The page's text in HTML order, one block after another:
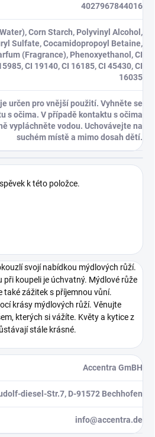
4027967844016
Corn Starch, Polyvinyl Alcohol,
Sulfate, Cocamidopropoyl Betaine,
(Fragrance), Phenoxyethanol, CI
CI 19140, CI 16185, CI 45430, CI
16035
určen pro vnější použití. Vyhněte se
s očima. V případě kontaktu s očima
vypláchněte vodou. Uchovávejte na
suchém místě a mimo dosah dětí.
k této položce.
svojí nabídkou mýdlových růží.
při koupeli je úchvatný. Mýdlové růže
také zážitek s příjemnou vůní.
krásy mýdlových růží. Věnujte
kterých si vážíte. Květy a kytice z
stále krásné.
Accentra GmBH
diesel-Str.7, D-91572 Bechhofen
info@accentra.de